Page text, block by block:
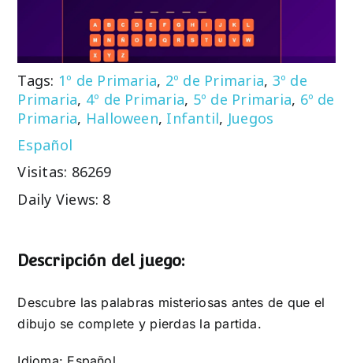
Tags: 1º de Primaria, 2º de Primaria, 3º de
Primaria, 4º de Primaria, 5º de Primaria, 6º de
Primaria, Halloween, Infantil, Juegos
Español
Visitas: 86269
Daily Views: 8
Descripción del juego:
Descubre las palabras misteriosas antes de que el
dibujo se complete y pierdas la partida.